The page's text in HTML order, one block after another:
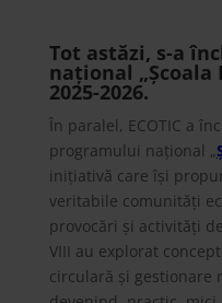
Tot astăzi, s-a
național
2025-2026.
În paralel, ECOTIC a
programului național „
inițiativă care își
veritabile comunități
provocări și activități
VIII au explorat
circulară și gestionare